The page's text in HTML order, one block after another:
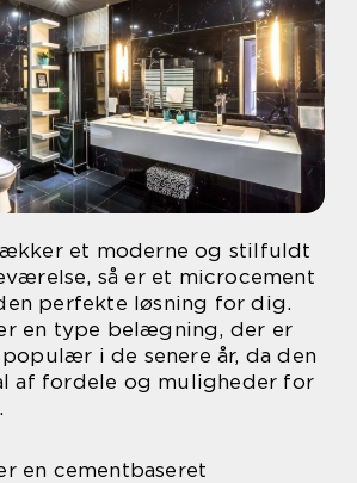
et moderne og stilfuldt
så er et microcement
perfekte løsning for dig.
en type belægning, der er
i de senere år, da den
af fordele og muligheder for
en cementbaseret